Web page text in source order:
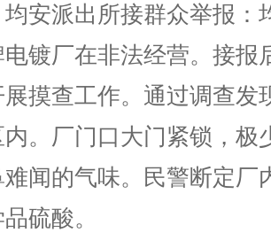
派出所接群众举报：
镀厂在非法经营。接报
摸查工作。通过调查发
。厂门口大门紧锁，极
闻的气味。民警断定厂
硫酸。